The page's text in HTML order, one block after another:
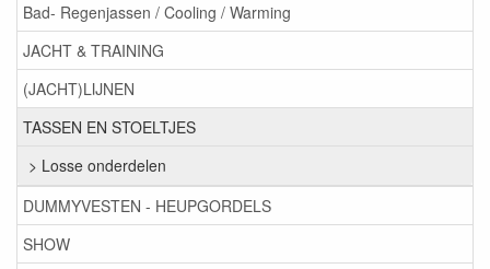
Bad- Regenjassen / Cooling / Warming
JACHT & TRAINING
(JACHT)LIJNEN
TASSEN EN STOELTJES
> Losse onderdelen
DUMMYVESTEN - HEUPGORDELS
SHOW